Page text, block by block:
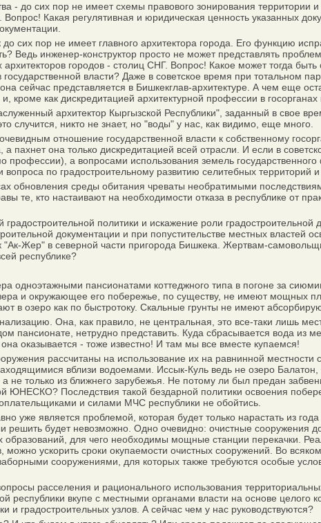
до сих пор не имеет схемы правового зонирования территории и
Какая регулятивная и юридическая ценность указанных
сих пор не имеет главного архитектора города. Его функцию
Ведь инженер-конструктор просто не может представлять
городов - столиц СНГ. Вопрос! Какое может тогда
власти? Даже в советское время при тотальном
сейчас представляется в Бишкекглав-архитектуре. А чем еще
кроме как дискредитацией архитектурной профессии в
архитектор Кыргызской Республики", заданный в свое
случится, никто не знает, но "воды" у нас, как видимо, еще много.
отношение государственной власти к собственному
а пахнет она только дискредитацией всей отрасли. И если в
профессии), а вопросами использования земель
вопроса по градостроительному развитию селитебных
обновления среды обитания чреваты необратимыми
те, кто настаивают на необходимости отказа в республике от
политики и искажение роли
документации и при попустительстве местных властей
Жер" в северной части пригорода Бишкека. Жертвам-
республике?
одноэтажными пансионатами коттеджного типа в погоне за
и окружающее его побережье, по существу, не имеют мощных
в озеро как по быстротоку. Скальные грунты не имеют
Она, как правило, не центральная, это все-таки лишь
пансионате, нетрудно представить. Куда сбрасывается вода
оказывается - тоже известно! И там мы все вместе купаемся!
рассчитаны на использование их на равнинной местности
вблизи водоемами. Иссык-Куль ведь не озеро
не только из ближнего зарубежья. Не потому ли был предан
ЮНЕСКО? Последствия такой бездарной политики освоения
и силами МЧС республики не обойтись.
уже является проблемой, которая будет только нарастать из
решить будет невозможно. Одно очевидно: очистные
для чего необходимы мощные станции перекачки.
ускорить сроки окупаемости очистных сооружений. Во
сооружениями, для которых также требуются особые
расселения и рационального использования
республики вкупе с местными органами власти на основе
и градостроительных узлов. А сейчас чем у нас руководствуются?